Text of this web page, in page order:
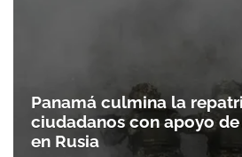
Panamá culmina la
ciudadanos con apoyo
en Rusia